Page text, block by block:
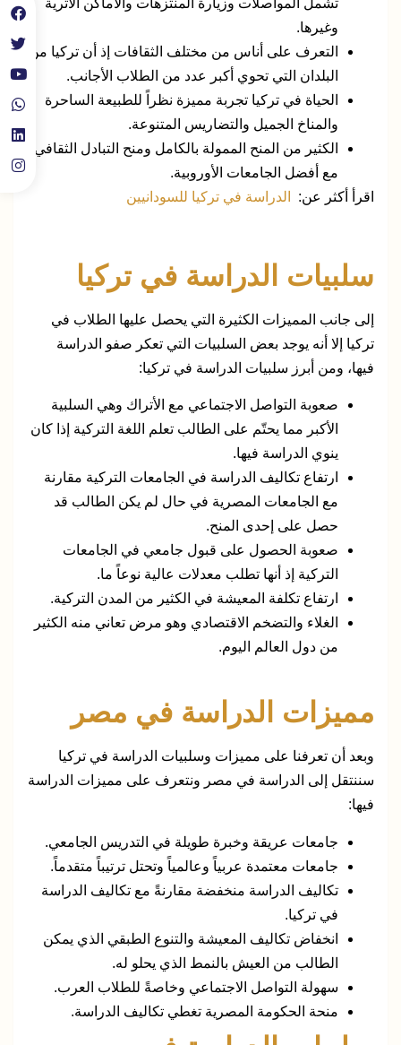
وغيرها.
التعرف على أناس من مختلف الثقافات إذ أن تركيا من
البلدان التي تحوي أكبر عدد من الطلاب الأجانب.
الحياة في تركيا تجربة مميزة نظراً للطبيعة الساحرة
والمناخ الجميل والتضاريس المتنوعة.
الكثير من المنح الممولة بالكامل ومنح التبادل الثقافي
مع أفضل الجامعات الأوروبية.
اقرأ أكثر عن:
الدراسة في تركيا للسودانيين
سلبيات الدراسة في تركيا
إلى جانب المميزات الكثيرة التي يحصل عليها الطلاب في
تركيا إلا أنه يوجد بعض السلبيات التي تعكر صفو الدراسة
فيها، ومن أبرز سلبيات الدراسة في تركيا:
صعوبة التواصل الاجتماعي مع الأتراك وهي السلبية
الأكبر مما يحتّم على الطالب تعلم اللغة التركية إذا كان
ينوي الدراسة فيها.
ارتفاع تكاليف الدراسة في الجامعات التركية مقارنة
مع الجامعات المصرية في حال لم يكن الطالب قد
حصل على إحدى المنح.
صعوبة الحصول على قبول جامعي في الجامعات
التركية إذ أنها تطلب معدلات عالية نوعاً ما.
ارتفاع تكلفة المعيشة في الكثير من المدن التركية.
الغلاء والتضخم الاقتصادي وهو مرض تعاني منه الكثير
من دول العالم اليوم.
مميزات الدراسة في مصر
وبعد أن تعرفنا على مميزات وسلبيات الدراسة في تركيا
سننتقل إلى الدراسة في مصر ونتعرف على مميزات الدراسة
فيها:
جامعات عريقة وخبرة طويلة في التدريس الجامعي.
جامعات معتمدة عربياً وعالمياً وتحتل ترتيباً متقدماً.
تكاليف الدراسة منخفضة مقارنةً مع تكاليف الدراسة
في تركيا.
انخفاض تكاليف المعيشة والتنوع الطبقي الذي يمكن
الطالب من العيش بالنمط الذي يحلو له.
سهولة التواصل الاجتماعي وخاصةً للطلاب العرب.
منحة الحكومة المصرية تغطي تكاليف الدراسة.